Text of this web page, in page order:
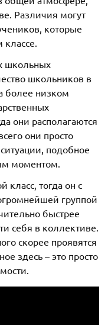
Различия могут
которые
школьных
школьников в
более низком
они располагаются
они просто
подобное
моментом.
класс, тогда он с
группой
быстрее
себя в коллективе.
скорее проявятся
здесь – это просто